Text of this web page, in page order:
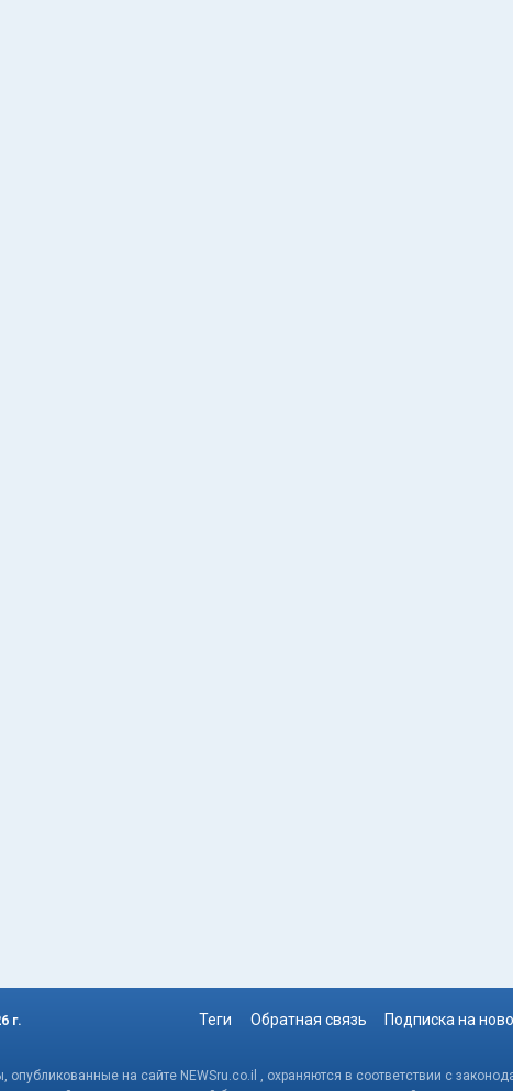
г. Теги Обратная связь Подписка на
опубликованные на сайте NEWSru.co.il , охраняются в соответствии с